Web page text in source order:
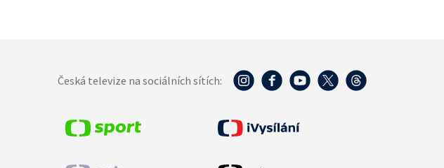
Česká televize na sociálních sítích: